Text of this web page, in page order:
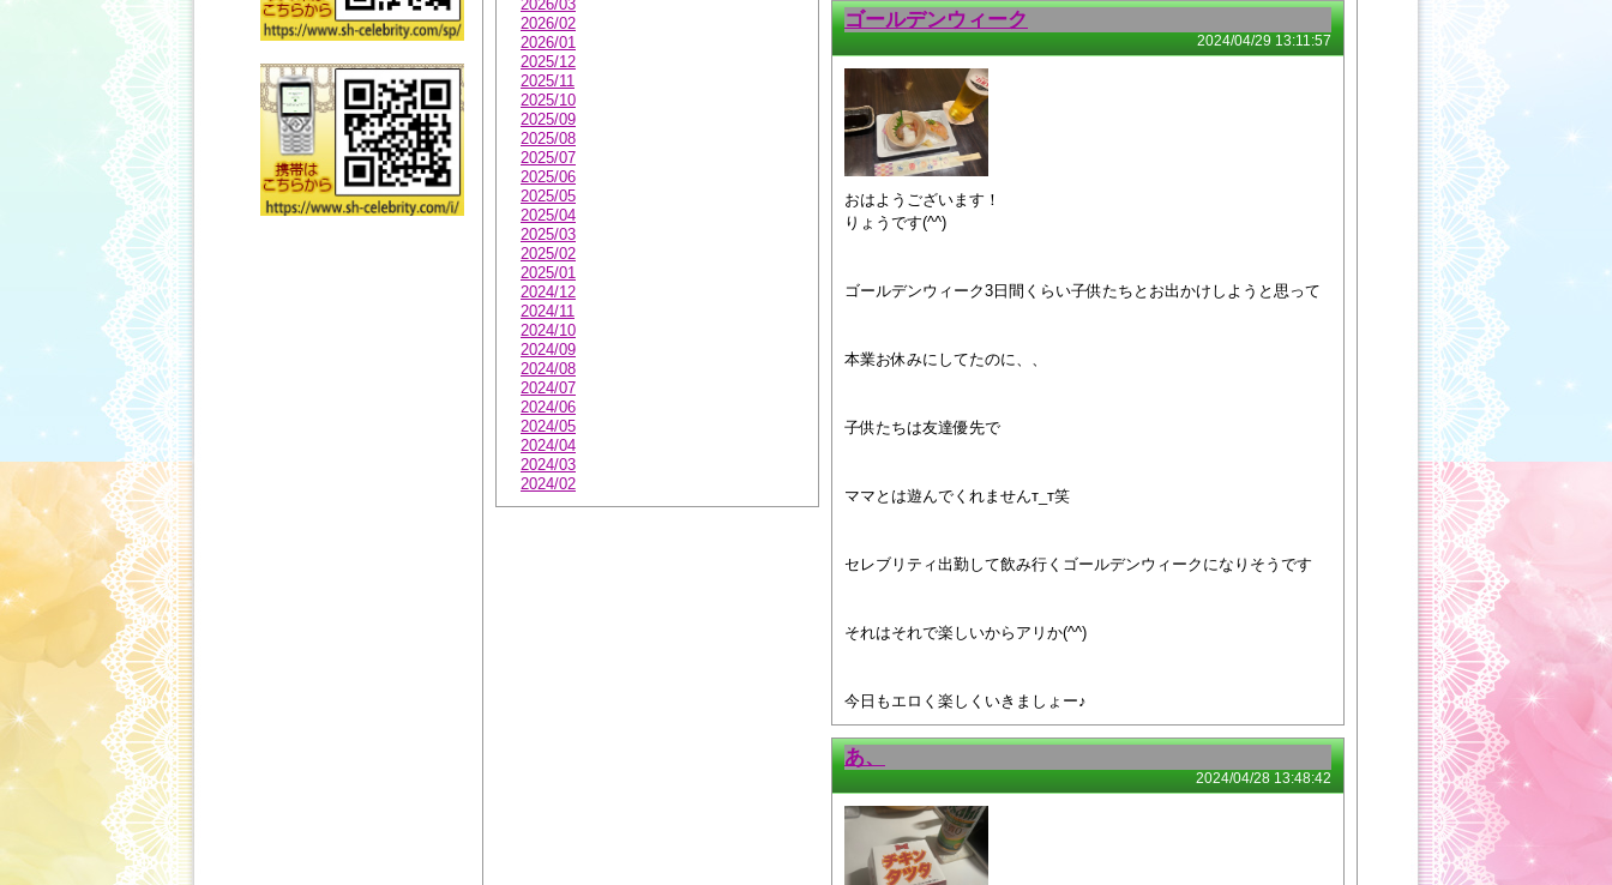
2026/03
2026/02
2026/01
2025/12
2025/11
2025/10
2025/09
2025/08
2025/07
2025/06
2025/05
2025/04
2025/03
2025/02
2025/01
2024/12
2024/11
2024/10
2024/09
2024/08
2024/07
2024/06
2024/05
2024/04
2024/03
2024/02
ゴールデンウィーク
2024/04/29 13:11:57
おはようございます！
りょうです(^^)
ゴールデンウィーク3日間くらい子供たちとお出かけしようと思って
本業お休みにしてたのに、、
子供たちは友達優先で
ママとは遊んでくれませんт_т笑
セレブリティ出勤して飲み行くゴールデンウィークになりそうです
それはそれで楽しいからアリか(^^)
今日もエロく楽しくいきましょー♪
あ、
2024/04/28 13:48:42